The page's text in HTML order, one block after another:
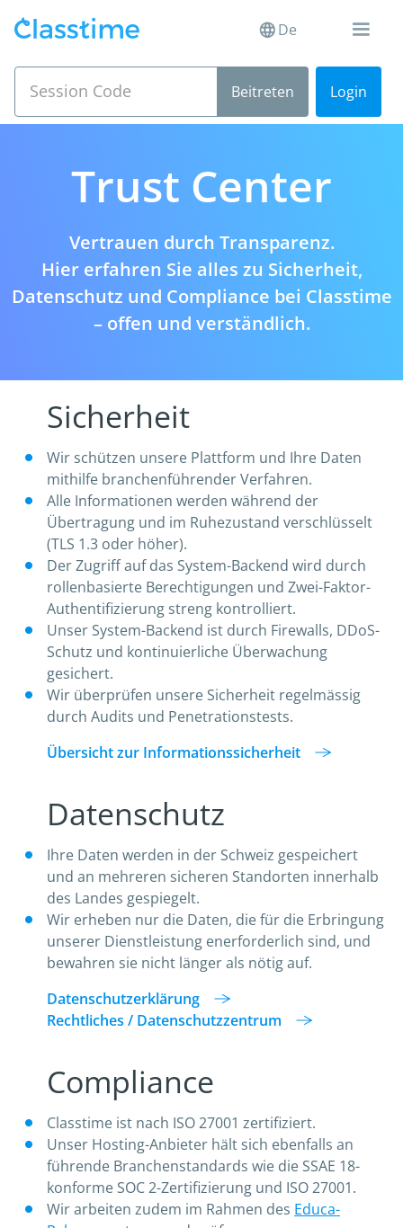
De
Login
Trust Center
Vertrauen durch Transparenz.
Hier erfahren Sie alles zu Sicherheit,
Datenschutz und Compliance bei Classtime
– offen und verständlich.
Sicherheit
Wir schützen unsere Plattform und Ihre Daten
mithilfe branchenführender Verfahren.
Alle Informationen werden während der
Übertragung und im Ruhezustand verschlüsselt
(TLS 1.3 oder höher).
Der Zugriff auf das System-Backend wird durch
rollenbasierte Berechtigungen und Zwei-Faktor-
Authentifizierung streng kontrolliert.
Unser System-Backend ist durch Firewalls, DDoS-
Schutz und kontinuierliche Überwachung
gesichert.
Wir überprüfen unsere Sicherheit regelmässig
durch Audits und Penetrationstests.
Übersicht zur Informationssicherheit
Datenschutz
Ihre Daten werden in der Schweiz gespeichert
und an mehreren sicheren Standorten innerhalb
des Landes gespiegelt.
Wir erheben nur die Daten, die für die Erbringung
unserer Dienstleistung enerforderlich sind, und
bewahren sie nicht länger als nötig auf.
Datenschutzerklärung
Rechtliches / Datenschutzzentrum
Compliance
Classtime ist nach ISO 27001 zertifiziert.
Unser Hosting-Anbieter hält sich ebenfalls an
führende Branchenstandards wie die SSAE 18-
konforme SOC 2-Zertifizierung und ISO 27001.
Wir arbeiten zudem im Rahmen des Educa-